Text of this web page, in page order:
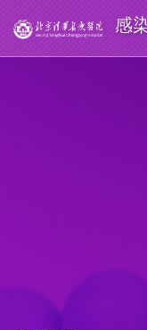
感